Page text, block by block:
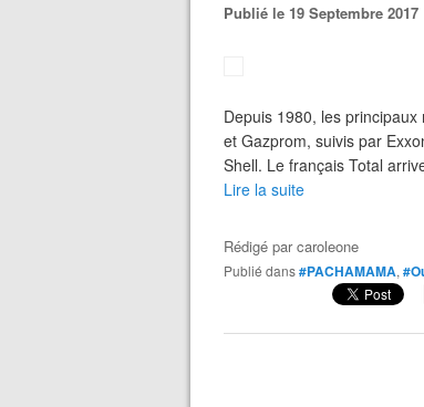
Publié le 19 Septembre 2017
Depuis 1980, les
et Gazprom, suivis par
Shell. Le français Total
Lire la suite
Rédigé parcaroleone
Publié dans#PACHAMAMA,